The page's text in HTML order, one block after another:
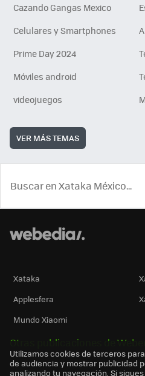
Cazando Gangas Mexico
Celulares y Smartphones
Prime Day 2024
Móviles android
videojuegos
VER MÁS TEMAS
Xataka
Applesfera
Mundo Xiaomi
Otras publicaciones de
Utilizamos cookies de terceros
de audiencia y mostrar publicidad
analizando tu navegación. Si